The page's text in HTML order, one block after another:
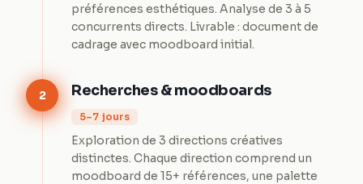
préférences esthétiques. Analyse de 3 à 5
concurrents directs. Livrable : document de
cadrage avec moodboard initial.
2 Recherches & moodboards
5–7 jours
Exploration de 3 directions créatives
distinctes. Chaque direction comprend un
moodboard de 15+ références, une palette